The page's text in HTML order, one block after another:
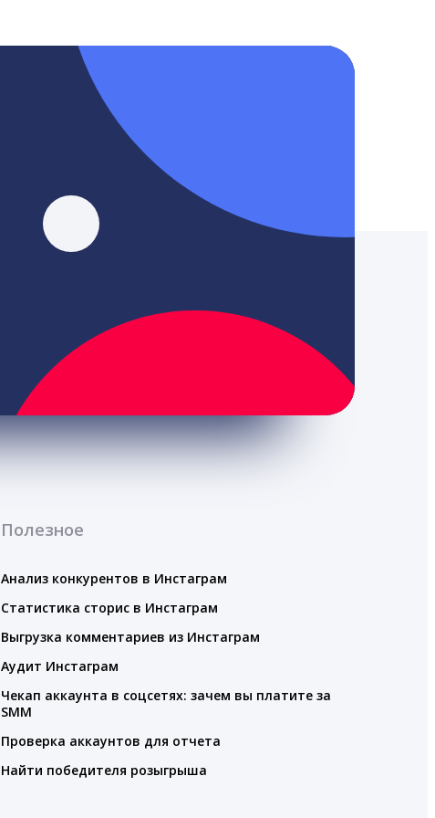
Полезное
Анализ конкурентов в Инстаграм
Статистика сторис в Инстаграм
Выгрузка комментариев из Инстаграм
Аудит Инстаграм
Чекап аккаунта в соцсетях: зачем вы платите за
SMM
Проверка аккаунтов для отчета
Найти победителя розыгрыша